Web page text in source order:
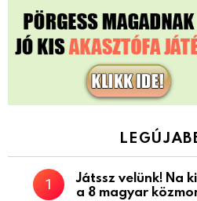
Játssz velünk! Na
a 8 magyar